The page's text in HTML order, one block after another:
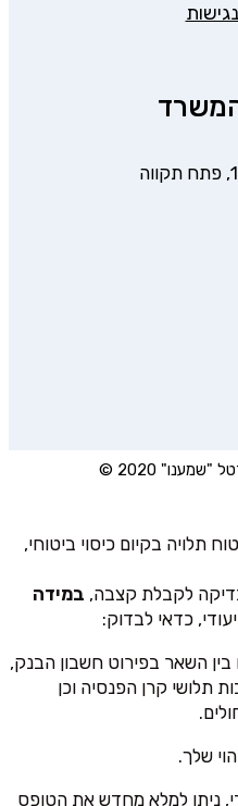
2020 ©
תלויה בקיום כיסוי ביטוחי,
לקבלת קצבה, במידה
כדאי לבדוק:
השאר בפירוט חשבון הבנק,
תלושי קרן הפנסיה וכן
שלך.
ניתן למלא מחדש את הטופס